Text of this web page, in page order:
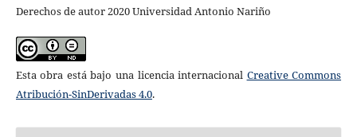
Derechos de autor 2020 Universidad Antonio Nariño
Esta obra está bajo una licencia internacional Creative Commons
Atribución-SinDerivadas 4.0.